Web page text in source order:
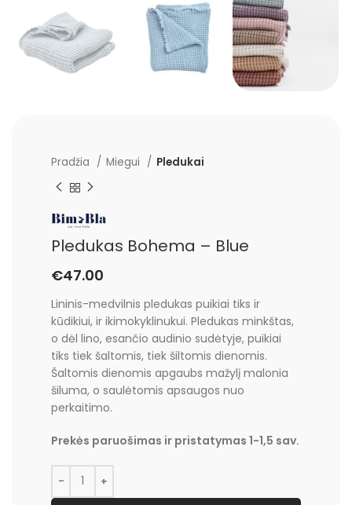
Pradžia Miegui Pledukai
Pledukas Bohema – Blue
€47.00
Lininis-medvilnis pledukas puikiai tiks ir
kūdikiui, ir ikimokyklinukui. Pledukas minkštas,
o dėl lino, esančio audinio sudėtyje, puikiai
tiks tiek šaltomis, tiek šiltomis dienomis.
Šaltomis dienomis apgaubs mažylį malonia
šiluma, o saulėtomis apsaugos nuo
perkaitimo.
Prekės paruošimas ir pristatymas 1-1,5 sav.